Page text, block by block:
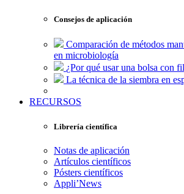
Consejos de aplicación
Comparación de métodos
en microbiología
¿Por qué usar una bolsa con
La técnica de la siembra en
RECURSOS
Librería científica
Notas de aplicación
Artículos científicos
Pósters científicos
Appli’News